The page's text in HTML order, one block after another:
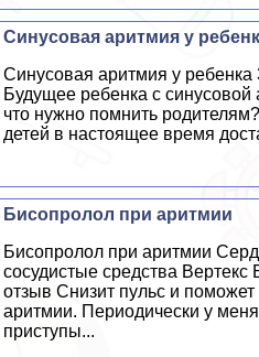
Синусовая аритмия у
Синусовая аритмия у ребенка
Будущее ребенка с синусовой
что нужно помнить
детей в настоящее время
Бисопролол при аритмии
Бисопролол при аритмии
сосудистые средства Вертекс
отзыв Снизит пульс и поможет
аритмии. Периодически у
приступы...